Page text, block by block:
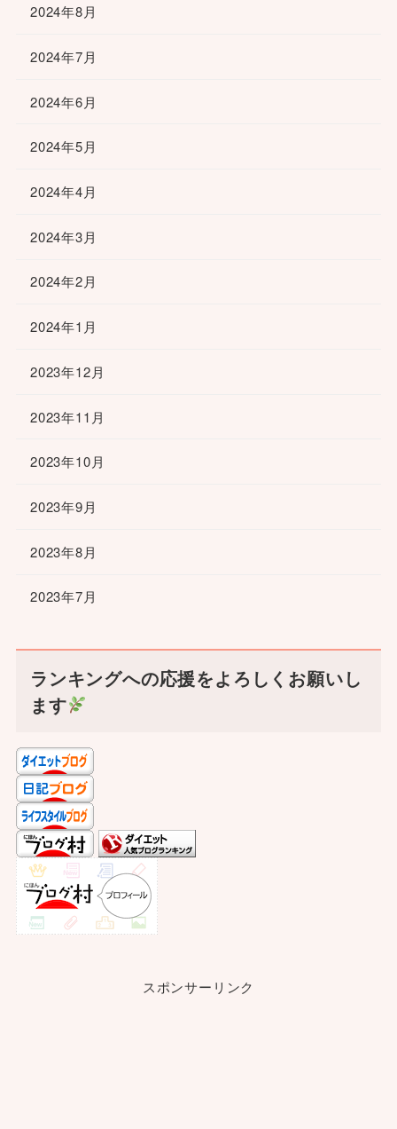
2024年8月
2024年7月
2024年6月
2024年5月
2024年4月
2024年3月
2024年2月
2024年1月
2023年12月
2023年11月
2023年10月
2023年9月
2023年8月
2023年7月
ランキングへの応援をよろしくお願いし
ます
スポンサーリンク